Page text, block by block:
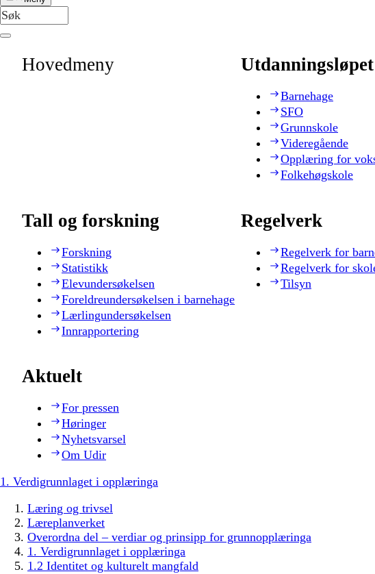
Hovedmeny Utdanningsløpet
Barnehage
SFO
Grunnskole
Videregående
Opplæring for
Folkehøgskole
Tall og forskning
Forskning
Statistikk
Elevundersøkelsen
Foreldreundersøkelsen i barnehage
Lærlingundersøkelsen
Innrapportering
Regelverk
Regelverk for
Regelverk for
Tilsyn
Aktuelt
For pressen
Høringer
Nyhetsvarsel
Om Udir
1. Verdigrunnlaget i opplæringa
Læring og trivsel
Læreplanverket
Overordna del – verdiar og prinsipp for grunnopplæringa
1. Verdigrunnlaget i opplæringa
1.2 Identitet og kulturelt mangfald